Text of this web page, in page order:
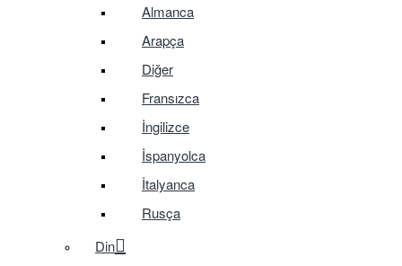
Almanca
Arapça
Diğer
Fransızca
İngilizce
İspanyolca
İtalyanca
Rusça
Din